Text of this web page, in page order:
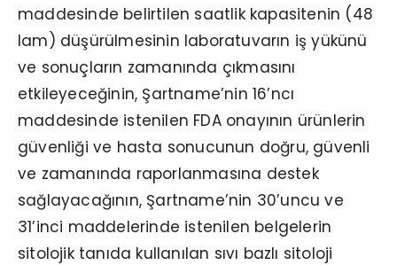
maddesinde belirtilen saatlik kapasitenin (48
lam) düşürülmesinin laboratuvarın iş yükünü
ve sonuçların zamanında çıkmasını
etkileyeceğinin, Şartname’nin 16’ncı
maddesinde istenilen FDA onayının ürünlerin
güvenliği ve hasta sonucunun doğru, güvenli
ve zamanında raporlanmasına destek
sağlayacağının, Şartname’nin 30’uncu ve
31’inci maddelerinde istenilen belgelerin
sitolojik tanıda kullanılan sıvı bazlı sitoloji